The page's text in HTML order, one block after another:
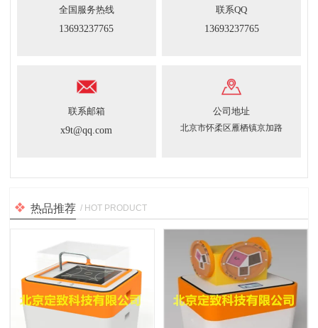
全国服务热线
13693237765
联系QQ
13693237765
联系邮箱
x9t@qq.com
公司地址
北京市怀柔区雁栖镇京加路
热品推荐 / HOT PRODUCT